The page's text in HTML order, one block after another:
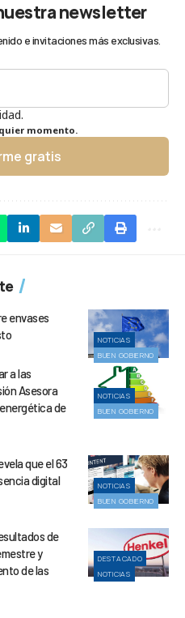
newsletter
e invitaciones más exclusivas.
momento.
gratis
NOTICIAS
BUEN GOBIERNO
envases
NOTICIAS
BUEN GOBIERNO
a las
Asesora
de
NOTICIAS
BUEN GOBIERNO
que el 63
digital
DESTACADO
NOTICIAS
de
y
de las